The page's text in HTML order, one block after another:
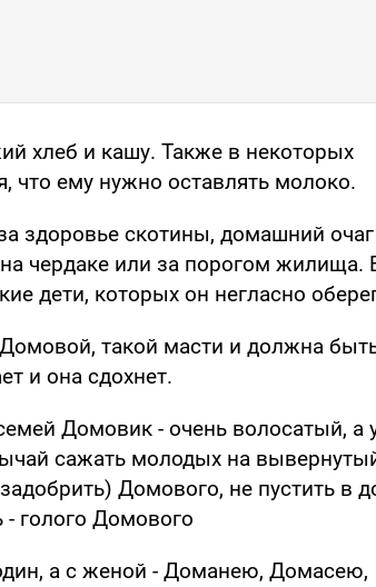
хлеб и кашу. Также в некоторых
что ему нужно оставлять молоко.
здоровье скотины, домашний
чердаке или за порогом жилища.
дети, которых он негласно
Домовой, такой масти и должна
и она сдохнет.
Домовик - очень волосатый, а
сажать молодых на
Домового, не пустить в
- голого Домового
а с женой - Доманею, Домасею,